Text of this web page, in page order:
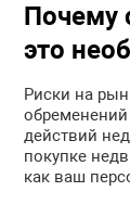
Почему
это
Риски на
действий
покупке
как ваш